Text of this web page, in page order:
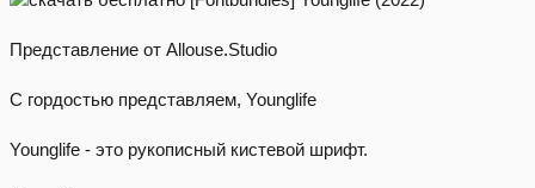
Представление от Allouse.Studio
С гордостью представляем, Younglife
Younglife - это рукописный кистевой шрифт.